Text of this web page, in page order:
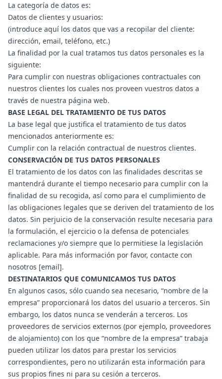
La categoría de datos es:
Datos de clientes y usuarios:
(introduce aquí los datos que vas a recopilar del cliente:
dirección, email, teléfono, etc.)
La finalidad por la cual tratamos tus datos personales es la
siguiente:
Para cumplir con nuestras obligaciones contractuales con
nuestros clientes los cuales nos proveen vuestros datos a
través de nuestra página web.
BASE LEGAL DEL TRATAMIENTO DE TUS DATOS
La base legal que justifica el tratamiento de tus datos
mencionados anteriormente es:
Cumplir con la relación contractual de nuestros clientes.
CONSERVACIÓN DE TUS DATOS PERSONALES
El tratamiento de los datos con las finalidades descritas se
mantendrá durante el tiempo necesario para cumplir con la
finalidad de su recogida, así como para el cumplimiento de
las obligaciones legales que se deriven del tratamiento de los
datos. Sin perjuicio de la conservación resulte necesaria para
la formulación, el ejercicio o la defensa de potenciales
reclamaciones y/o siempre que lo permitiese la legislación
aplicable. Para más información por favor, contacte con
nosotros [email].
DESTINATARIOS QUE COMUNICAMOS TUS DATOS
En algunos casos, sólo cuando sea necesario, “nombre de la
empresa” proporcionará los datos del usuario a terceros. Sin
embargo, los datos nunca se venderán a terceros. Los
proveedores de servicios externos (por ejemplo, proveedores
de alojamiento) con los que “nombre de la empresa” trabaja
pueden utilizar los datos para prestar los servicios
correspondientes, pero no utilizarán esta información para
sus propios fines ni para su cesión a terceros.